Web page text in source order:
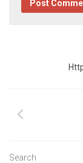
Search